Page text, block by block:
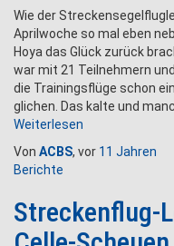
Wie der
Aprilwoche so mal eben
Hoya das Glück zurück
war mit 21 Teilnehmern
die Trainingsflüge schon
glichen. Das kalte und
Weiterlesen
Von ACBS, vor 11 Jahren
Berichte
Streckenflug-